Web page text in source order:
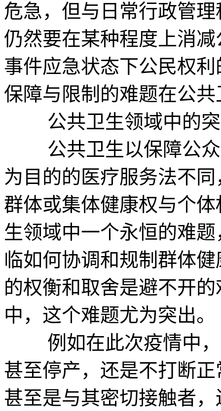
危急，但与日常行政管
仍然要在某种程度上消
事件应急状态下公民权
保障与限制的难题在公
公共卫生领域中的突
公共卫生以保障公众
为目的的医疗服务法不
群体或集体健康权与个
生领域中一个永恒的难
临如何协调和规制群体
的权衡和取舍是避不开
中，这个难题尤为突出。
例如在此次疫情中，
甚至停产，还是不打断
甚至是与其密切接触者